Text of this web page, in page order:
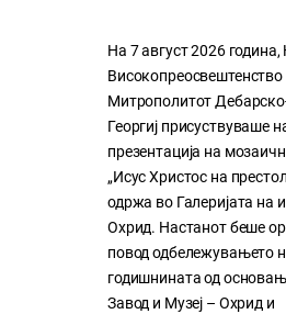
На 7 август 2026 година,
Високопреосвештенство
Митрополитот
Георгиј присуствуваше
презентација на
„Исус Христос на
одржа во Галеријата на
Охрид. Настанот беше
повод одбележувањето
годишнината од
Завод и Музеј – Охрид и